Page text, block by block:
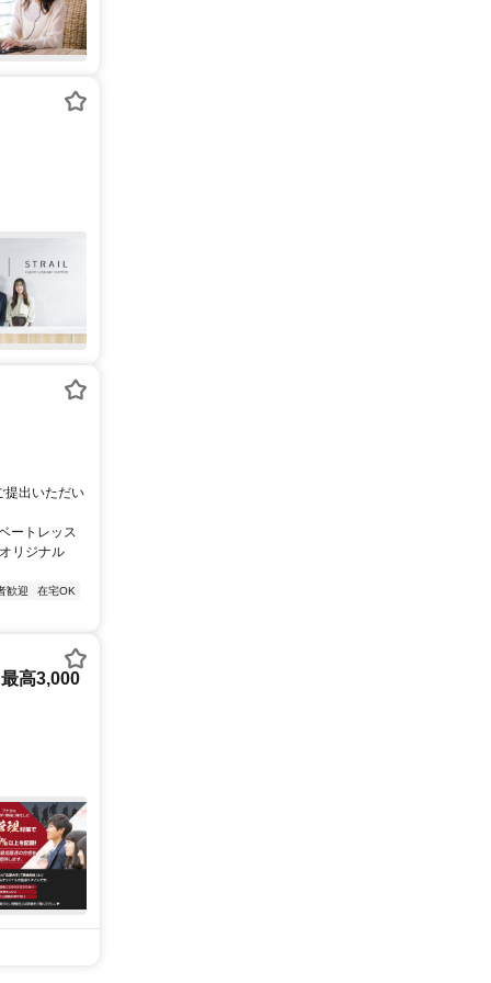
提出いただい
ートレッス
リジナル
歓迎 在宅OK
高3,000